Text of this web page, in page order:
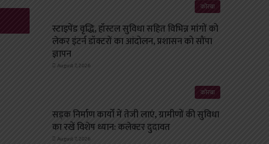
कोरबा
स्टाइपेंड वृद्धि, हॉस्टल सुविधा सहित विभिन्न मांगों को
लेकर इंटर्न डॉक्टरों का आंदोलन, प्रशासन को सौंपा
ज्ञापन
August 7, 2026
कोरबा
सड़क निर्माण कार्यों में तेजी लाएं, ग्रामीणों की सुविधा
का रखें विशेष ध्यान: कलेक्टर दुदावत
August 7, 2026